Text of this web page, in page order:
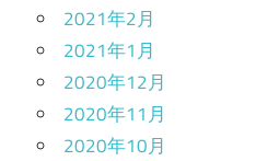
2021年2月
2021年1月
2020年12月
2020年11月
2020年10月